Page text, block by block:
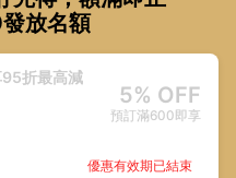
放名額
折最高減
5% OFF
預訂滿600即享
優惠有效期已結束